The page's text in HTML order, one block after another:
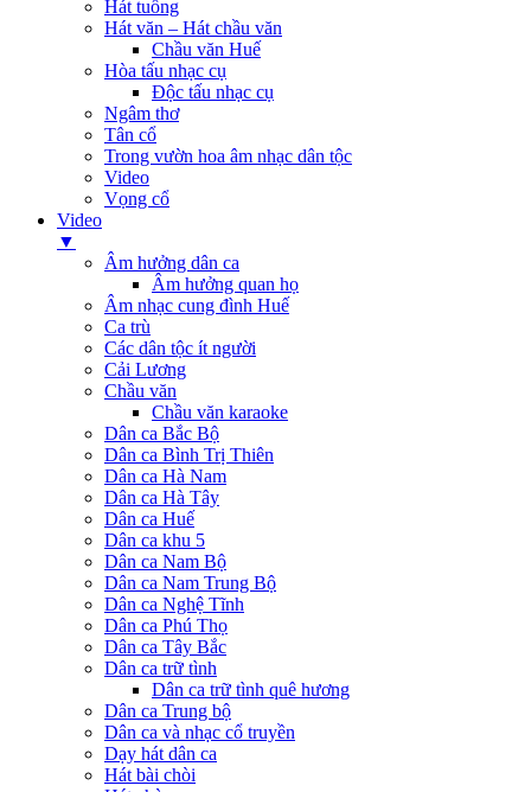
Hát tuồng
Hát văn – Hát chầu văn
Chầu văn Huế
Hòa tấu nhạc cụ
Độc tấu nhạc cụ
Ngâm thơ
Tân cổ
Trong vườn hoa âm nhạc dân tộc
Video
Vọng cổ
Video
▼
Âm hưởng dân ca
Âm hưởng quan họ
Âm nhạc cung đình Huế
Ca trù
Các dân tộc ít người
Cải Lương
Chầu văn
Chầu văn karaoke
Dân ca Bắc Bộ
Dân ca Bình Trị Thiên
Dân ca Hà Nam
Dân ca Hà Tây
Dân ca Huế
Dân ca khu 5
Dân ca Nam Bộ
Dân ca Nam Trung Bộ
Dân ca Nghệ Tĩnh
Dân ca Phú Thọ
Dân ca Tây Bắc
Dân ca trữ tình
Dân ca trữ tình quê hương
Dân ca Trung bộ
Dân ca và nhạc cổ truyền
Dạy hát dân ca
Hát bài chòi